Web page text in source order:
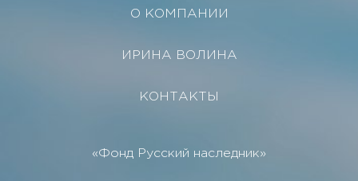
О КОМПАНИИ
ИРИНА ВОЛИНА
КОНТАКТЫ
«Фонд Русский наследник»